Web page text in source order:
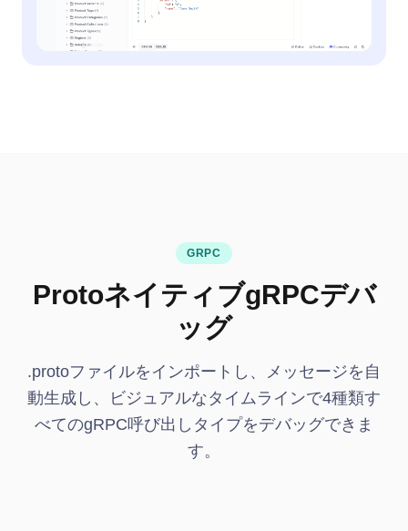
GRPC
ProtoネイティブgRPCデバ
ッグ
.protoファイルをインポートし、メッセージを自
動生成し、ビジュアルなタイムラインで4種類す
べてのgRPC呼び出しタイプをデバッグできま
す。